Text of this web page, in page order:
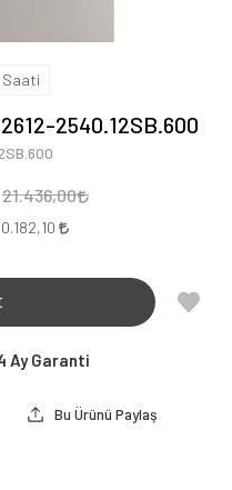
Saati
2540.12SB.600
21.436,00
Ay Garanti
Bu Ürünü Paylaş